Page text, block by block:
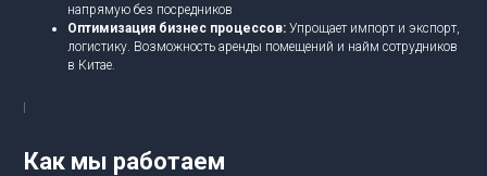
напрямую без посредников
Оптимизация бизнес процессов:Упрощает импорт и экспорт,
логистику. Возможность аренды помещений и найм сотрудников
в Китае.
Как мы работаем